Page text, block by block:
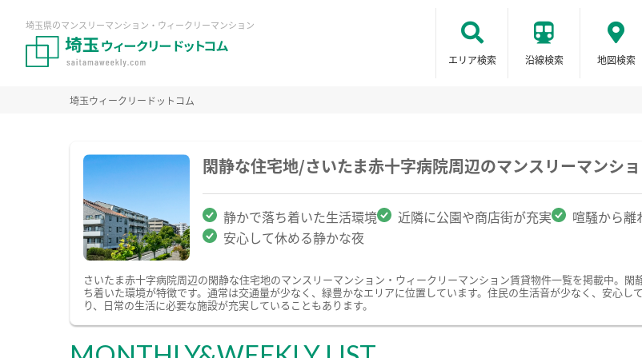
埼玉県のマンスリーマンション・ウィークリーマンション
エリア検索 沿線検索 地図検索
埼玉ウィークリードットコム
閑静な住宅地/さいたま赤十字病院周辺のマンスリーマンシ
静かで落ち着いた生活環境 近隣に公園や商店街が充実 喧騒から離
安心して休める静かな夜
さいたま赤十字病院周辺の閑静な住宅地のマンスリーマンション・ウィークリーマンション賃貸物件一覧を掲載中。
ち着いた環境が特徴です。通常は交通量が少なく、緑豊かなエリアに位置しています。住民の生活音が少なく、安心
り、日常の生活に必要な施設が充実していることもあります。